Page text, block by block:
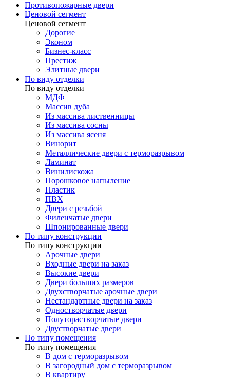
Противопожарные двери
Ценовой сегмент
Ценовой сегмент
Дорогие
Эконом
Бизнес-класс
Престиж
Элитные двери
По виду отделки
По виду отделки
МДФ
Массив дуба
Из массива лиственницы
Из массива сосны
Из массива ясеня
Винорит
Металлические двери с терморазрывом
Ламинат
Винилискожа
Порошковое напыление
Пластик
ПВХ
Двери с резьбой
Филенчатые двери
Шпонированные двери
По типу конструкции
По типу конструкции
Арочные двери
Входные двери на заказ
Высокие двери
Двери больших размеров
Двухстворчатые арочные двери
Нестандартные двери на заказ
Одностворчатые двери
Полуторастворчатые двери
Двустворчатые двери
По типу помещения
По типу помещения
В дом с терморазрывом
В загородный дом с терморазрывом
В квартиру